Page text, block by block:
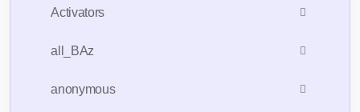
Activators
all_BAz
anonymous